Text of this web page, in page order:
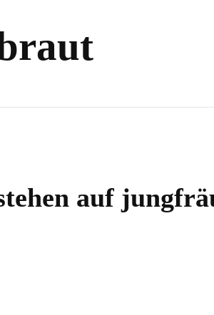
auf